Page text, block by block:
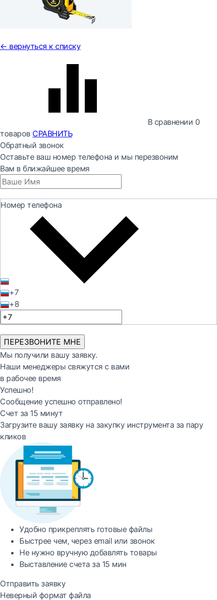
← вернуться к списку
В сравнении 0
товаров СРАВНИТЬ
Обратный звонок
Оставьте ваш номер телефона и мы перезвоним
Вам в ближайшее время
Номер телефона
+7
+8
ПЕРЕЗВОНИТЕ МНЕ
Мы получили вашу заявку.
Наши менеджеры свяжутся с вами
в рабочее время
Успешно!
Сообщение успешно отправлено!
Счет за 15 минут
Загрузите вашу заявку на закупку инструмента за пару
кликов
Удобно прикреплять готовые файлы
Быстреечем, через email или звонок
Не нужно вручную добавлять товары
Выставление счета за 15 мин
Отправить заявку
Неверный формат файла